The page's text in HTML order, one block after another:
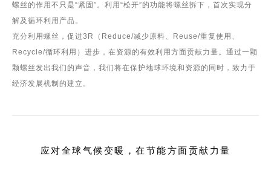
螺丝的作用不只是“紧固”。利用“松开”的功能将螺丝拆下，首次实现分
解及循环利用产品。
充分利用螺丝，促进3R（Reduce/减少原料、Reuse/重复使用、
Recycle/循环利用）进步，在资源的有效利用方面贡献力量。通过一颗
颗螺丝发出我们的声音，我们将在保护地球环境和资源的同时，致力于
经济发展机制的建立。
应对全球气候变暖，在节能方面贡献力量